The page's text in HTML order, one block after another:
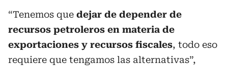
“Tenemos que dejar de depender de
recursos petroleros en materia de
exportaciones y recursos fiscales, todo eso
requiere que tengamos las alternativas”,